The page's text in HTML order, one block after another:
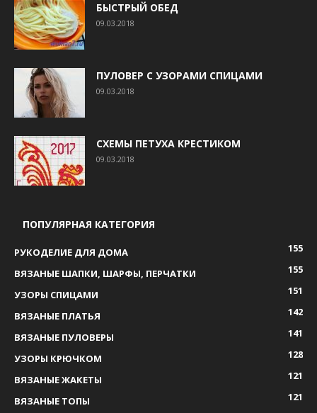
БЫСТРЫЙ ОБЕД
09.03.2018
ПУЛОВЕР С УЗОРАМИ СПИЦАМИ
09.03.2018
СХЕМЫ ПЕТУХА КРЕСТИКОМ
09.03.2018
ПОПУЛЯРНАЯ КАТЕГОРИЯ
РУКОДЕЛИЕ ДЛЯ ДОМА
155
ВЯЗАНЫЕ ШАПКИ, ШАРФЫ, ПЕРЧАТКИ
155
УЗОРЫ СПИЦАМИ
151
ВЯЗАНЫЕ ПЛАТЬЯ
142
ВЯЗАНЫЕ ПУЛОВЕРЫ
141
УЗОРЫ КРЮЧКОМ
128
ВЯЗАНЫЕ ЖАКЕТЫ
121
ВЯЗАНЫЕ ТОПЫ
121